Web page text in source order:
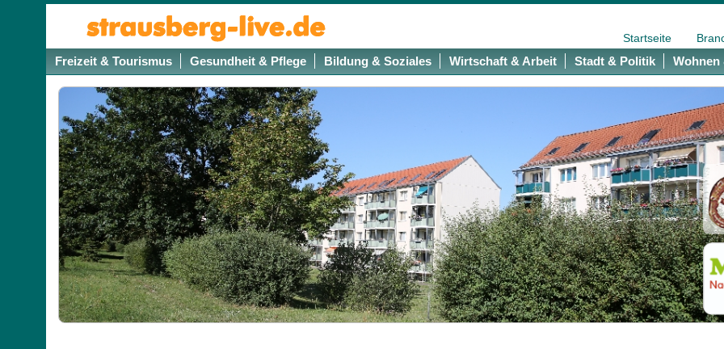
Startseite
Freizeit & Tourismus Gesundheit & Pflege Bildung & Soziales Wirtschaft & Arbeit Stadt & Politik Wohnen